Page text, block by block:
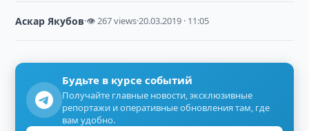
Аскар Якубов·👁 267 views·20.03.2019 · 11:05
Будьте в курсе событий
Получайте главные новости, эксклюзивные
репортажи и оперативные обновления там, где
вам удобно.